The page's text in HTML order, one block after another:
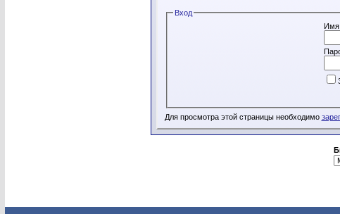
Вход
Имя:
Для просмотра этой страницы необходимо